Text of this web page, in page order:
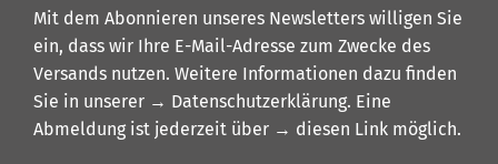
Mit dem Abonnieren unseres Newsletters willigen Sie
ein, dass wir Ihre E-Mail-Adresse zum Zwecke des
Versands nutzen. Weitere Informationen dazu finden
Sie in unserer → Datenschutzerklärung. Eine
Abmeldung ist jederzeit über → diesen Link möglich.